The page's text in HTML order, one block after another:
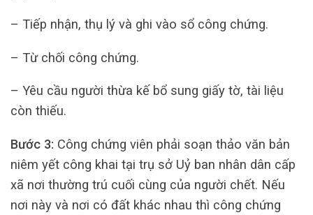
– Tiếp nhận, thụ lý và ghi vào sổ công chứng.
– Từ chối công chứng.
– Yêu cầu người thừa kế bổ sung giấy tờ, tài liệu
còn thiếu.
Bước 3: Công chứng viên phải soạn thảo văn bản
niêm yết công khai tại trụ sở Uỷ ban nhân dân cấp
xã nơi thường trú cuối cùng của người chết. Nếu
nơi này và nơi có đất khác nhau thì công chứng